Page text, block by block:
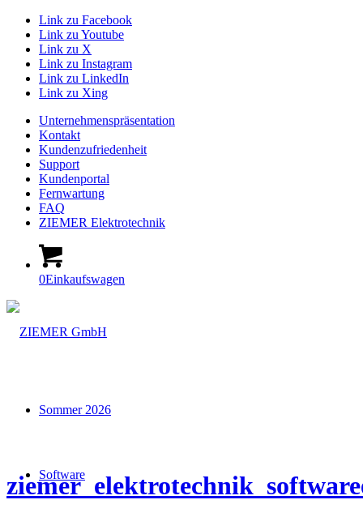
Link zu Facebook
Link zu Youtube
Link zu X
Link zu Instagram
Link zu LinkedIn
Link zu Xing
Unternehmenspräsentation
Kontakt
Kundenzufriedenheit
Support
Kundenportal
Fernwartung
FAQ
ZIEMER Elektrotechnik
0Einkaufswagen
Sommer 2026
Software